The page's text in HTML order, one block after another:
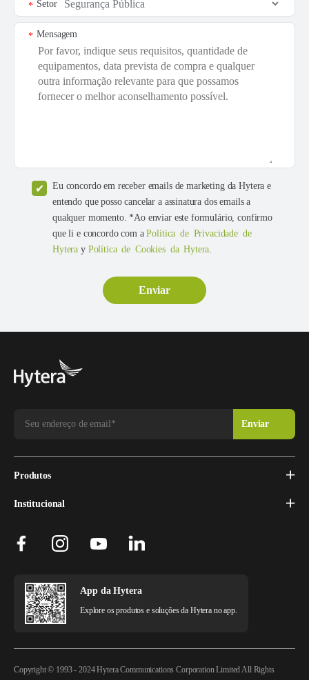
Setor
*
Mensagem
*
Eu concordo em receber emails de marketing da Hytera e
entendo que posso cancelar a assinatura dos emails a
qualquer momento. *Ao enviar este formulário, confirmo
que li e concordo com aPolítica de Privacidade de
Hytera y Política de Cookies da Hytera.
Produtos
Institucional
App da Hytera
Explore os produtos e soluções da Hytera no app.
Copyright © 1993 - 2024 Hytera Communications Corporation Limited All Rights